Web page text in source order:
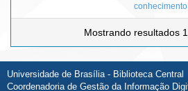
conhecimento
Mostrando resultados
Universidade de Brasília - Biblioteca Central
Coordenadoria de Gestão da Informação